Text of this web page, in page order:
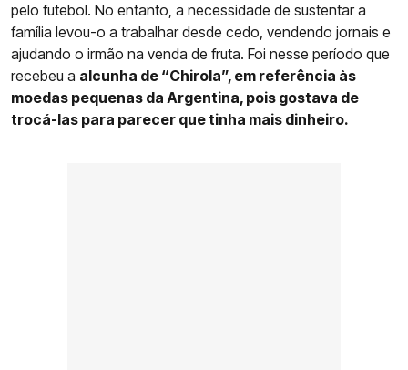
pelo futebol. No entanto, a necessidade de sustentar a
família levou-o a trabalhar desde cedo, vendendo jornais e
ajudando o irmão na venda de fruta. Foi nesse período que
recebeu a alcunha de “Chirola”, em referência às
moedas pequenas da Argentina, pois gostava de
trocá-las para parecer que tinha mais dinheiro.